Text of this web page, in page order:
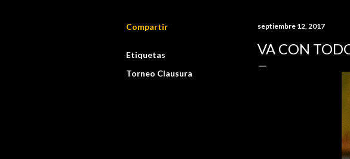
Compartir
Etiquetas
Torneo Clausura
septiembre 12, 2017
VA CON